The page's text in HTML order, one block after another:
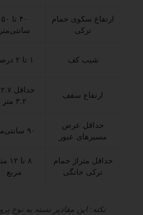
ارتفاع سکوی حمام
ترکی
۴۰ تا ۵۰
سانتی‌متر
شیب کف ۱ تا ۲ درصد
ارتفاع سقف
۳.۲ متر
حداقل عرض
مسیرهای عبور
۹۰ سانتی‌متر
حداقل متراژ حمام
ترکی خانگی
۸ تا ۱۲
مربع
نکته: این مقادیر بسته به نوع